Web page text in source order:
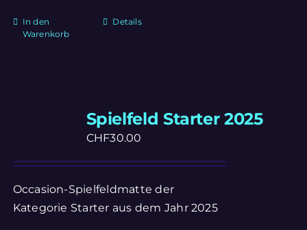
In den
Warenkorb
Details
Spielfeld Starter 2025
CHF30.00
Occasion-Spielfeldmatte der
Kategorie Starter aus dem Jahr 2025